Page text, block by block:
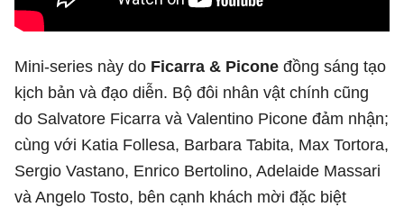
Mini-series này do Ficarra & Picone đồng sáng tạo
kịch bản và đạo diễn. Bộ đôi nhân vật chính cũng
do Salvatore Ficarra và Valentino Picone đảm nhận;
cùng với Katia Follesa, Barbara Tabita, Max Tortora,
Sergio Vastano, Enrico Bertolino, Adelaide Massari
và Angelo Tosto, bên cạnh khách mời đặc biệt